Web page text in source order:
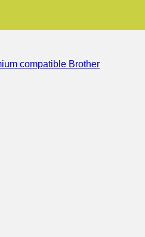
compatible Brother